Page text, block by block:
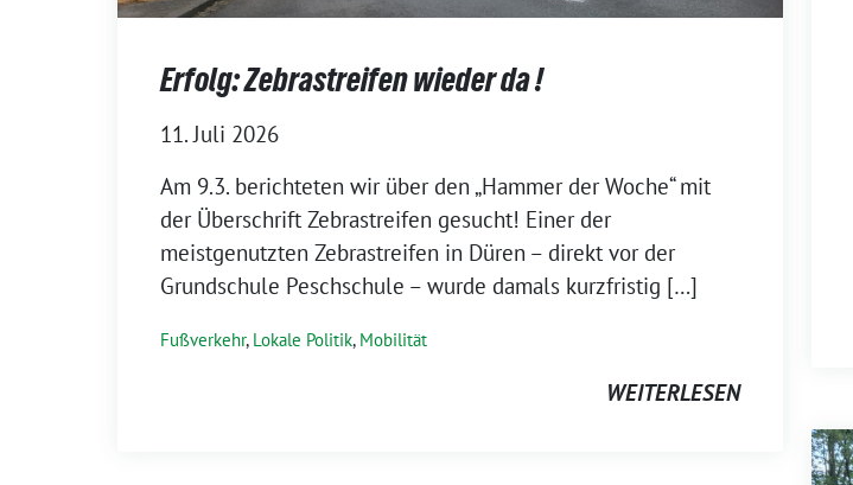
Erfolg: Zebrastreifen wieder da !
11. Juli 2026
Am 9.3. berichteten wir über den „Hammer der Woche“ mit
der Überschrift Zebrastreifen gesucht! Einer der
meistgenutzten Zebrastreifen in Düren – direkt vor der
Grundschule Peschschule – wurde damals kurzfristig […]
Fußverkehr, Lokale Politik, Mobilität
WEITERLESEN